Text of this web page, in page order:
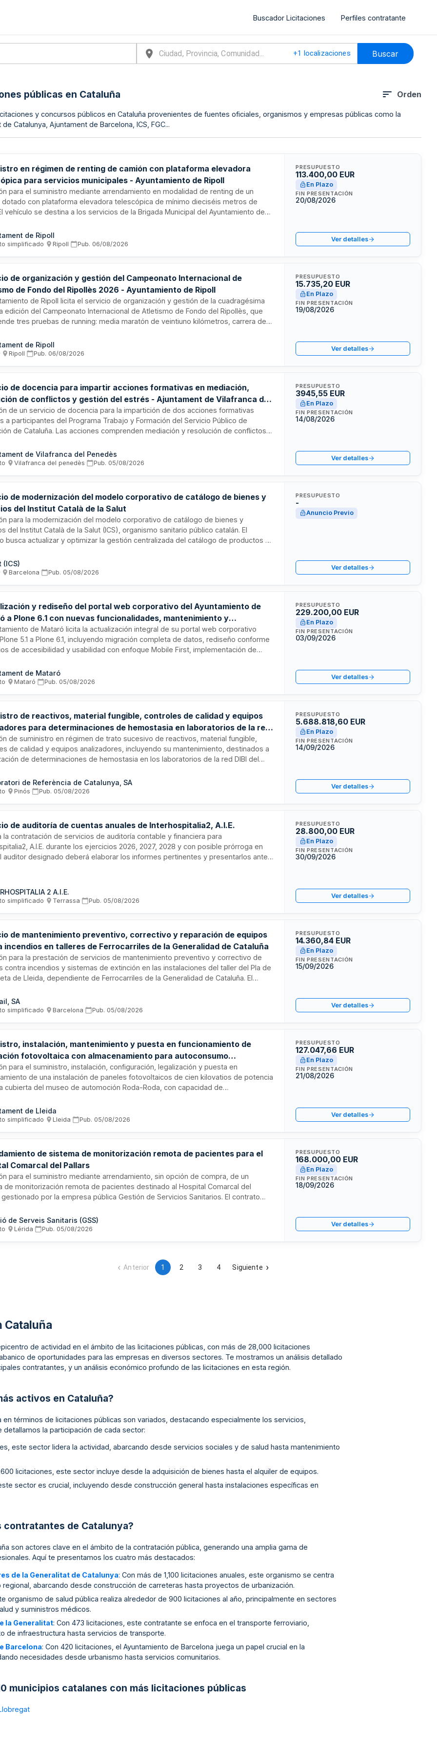
Buscador Licitaciones Perfiles contratante
+1 localizaciones Buscar
públicas en Cataluña Orden
y concursos públicos en Cataluña provenientes de fuentes oficiales, organismos y empresas públicas como la
Catalunya, Ajuntament de Barcelona, ICS, FGC...
en régimen de renting de camión con plataforma elevadora
para servicios municipales - Ayuntamiento de Ripoll
para el suministro mediante arrendamiento en modalidad de renting de un
dotado con plataforma elevadora telescópica de mínimo dieciséis metros de
vehículo se destina a los servicios de la Brigada Municipal del Ayuntamiento de
marcha y el transporte hasta las instalaciones municipales. El contrato tiene una
de cuatro años prorrogable hasta un máximo de cinco años.
de Ripoll
simplificado· Ripoll· Pub. 06/08/2026
PRESUPUESTO
113.400,00 EUR
En Plazo
FIN PRESENTACIÓN
20/08/2026
Ver detalles
de organización y gestión del Campeonato Internacional de
de Fondo del Ripollès 2026 - Ayuntamiento de Ripoll
de Ripoll licita el servicio de organización y gestión de la cuadragésima
edición del Campeonato Internacional de Atletismo de Fondo del Ripollès, que
tres pruebas de running: media maratón de veintiuno kilómetros, carrera de
integral del evento, incluyendo inscripciones, promoción, cobertura sanitaria,
con el ayuntamiento, seguridad, control de voluntarios y puntos de
de Ripoll
· Ripoll· Pub. 06/08/2026
PRESUPUESTO
15.735,20 EUR
En Plazo
FIN PRESENTACIÓN
19/08/2026
Ver detalles
de docencia para impartir acciones formativas en mediación,
de conflictos y gestión del estrés - Ajuntament de Vilafranca del
de un servicio de docencia para la impartición de dos acciones formativas
a participantes del Programa Trabajo y Formación del Servicio Público de
de Cataluña. Las acciones comprenden mediación y resolución de conflictos
El servicio es convocado por el Ajuntament de Vilafranca del Penedès
licítador responsable de la prestación educativa a través de docentes
de Vilafranca del Penedès
· Vilafranca del penedès· Pub. 05/08/2026
PRESUPUESTO
3945,55 EUR
En Plazo
FIN PRESENTACIÓN
14/08/2026
Ver detalles
de modernización del modelo corporativo de catálogo de bienes y
del Institut Català de la Salut
para la modernización del modelo corporativo de catálogo de bienes y
del Institut Català de la Salut (ICS), organismo sanitario público catalán. El
busca actualizar y optimizar la gestión centralizada del catálogo de productos y
en la administración de recursos. Se ejecutará en Barcelona, sede del
con el objetivo de implementar soluciones innovadoras que faciliten la
(ICS)
· Barcelona· Pub. 05/08/2026
PRESUPUESTO
-
Anuncio Previo
Ver detalles
y rediseño del portal web corporativo del Ayuntamiento de
a Plone 6.1 con nuevas funcionalidades, mantenimiento y
en la nube
de Mataró licita la actualización integral de su portal web corporativo
5.1 a Plone 6.1, incluyendo migración completa de datos, rediseño conforme
de accesibilidad y usabilidad con enfoque Mobile First, implementación de
preventivo, correctivo y evolutivo con soporte técnico continuo durante
horas.
de Mataró
· Mataró· Pub. 05/08/2026
PRESUPUESTO
229.200,00 EUR
En Plazo
FIN PRESENTACIÓN
03/09/2026
Ver detalles
de reactivos, material fungible, controles de calidad y equipos
para determinaciones de hemostasia en laboratorios de la red
de Referència de Catalunya
de suministro en régimen de trato sucesivo de reactivos, material fungible,
de calidad y equipos analizadores, incluyendo su mantenimiento, destinados a
de determinaciones de hemostasia en los laboratorios de la red DIBI del
Público y las cantidades estimadas están sujetas a variaciones según las
del laboratorio.
de Referència de Catalunya, SA
· Pinós· Pub. 05/08/2026
PRESUPUESTO
5.688.818,60 EUR
En Plazo
FIN PRESENTACIÓN
14/09/2026
Ver detalles
de auditoría de cuentas anuales de Interhospitalia2, A.I.E.
la contratación de servicios de auditoría contable y financiera para
A.I.E. durante los ejercicios 2026, 2027, 2028 y con posible prórroga en
auditor designado deberá elaborar los informes pertinentes y presentarlos ante
cualificado e inscrito en el Registro Oficial de Auditores de Cuentas.
2 A.I.E.
simplificado· Terrassa· Pub. 05/08/2026
PRESUPUESTO
28.800,00 EUR
En Plazo
FIN PRESENTACIÓN
30/09/2026
Ver detalles
de mantenimiento preventivo, correctivo y reparación de equipos
incendios en talleres de Ferrocarriles de la Generalidad de Cataluña
para la prestación de servicios de mantenimiento preventivo y correctivo de
contra incendios y sistemas de extinción en las instalaciones del taller del Pla de
de Lleida, dependiente de Ferrocarriles de la Generalidad de Cataluña. El
pruebas hidráulicas de sistemas de mangueras y sustitución de componentes,
mediante un sistema de facturación mixto con cuotas mensuales para
SA
simplificado· Barcelona· Pub. 05/08/2026
PRESUPUESTO
14.360,84 EUR
En Plazo
FIN PRESENTACIÓN
15/09/2026
Ver detalles
instalación, mantenimiento y puesta en funcionamiento de
fotovoltaica con almacenamiento para autoconsumo
en museo de automoción
para el suministro, instalación, configuración, legalización y puesta en
de una instalación de paneles fotovoltaicos de cien kilovatios de potencia
cubierta del museo de automoción Roda-Roda, con capacidad de
se integra en una comunidad energética para autoconsumo compartido en
Histórico, bajo procedimiento abierto simplificado con criterios de adjudicación
de Lleida
simplificado· Lleida· Pub. 05/08/2026
PRESUPUESTO
127.047,66 EUR
En Plazo
FIN PRESENTACIÓN
21/08/2026
Ver detalles
de sistema de monitorización remota de pacientes para el
Comarcal del Pallars
para el suministro mediante arrendamiento, sin opción de compra, de un
de monitorización remota de pacientes destinado al Hospital Comarcal del
gestionado por la empresa pública Gestión de Servicios Sanitarios. El contrato
con posibilidad de división en lotes según lo establecido en el cuadro de
de Serveis Sanitaris (GSS)
· Lérida· Pub. 05/08/2026
PRESUPUESTO
168.000,00 EUR
En Plazo
FIN PRESENTACIÓN
18/09/2026
Ver detalles
Anterior 1 2 3 4 Siguiente
Cataluña
de actividad en el ámbito de las licitaciones públicas, con más de 28,000 licitaciones
de oportunidades para las empresas en diversos sectores. Te mostramos un análisis detallado
contratantes, y un análisis económico profundo de las licitaciones en esta región.
activos en Cataluña?
términos de licitaciones públicas son variados, destacando especialmente los servicios,
detallamos la participación de cada sector:
este sector lidera la actividad, abarcando desde servicios sociales y de salud hasta mantenimiento
licitaciones, este sector incluye desde la adquisición de bienes hasta el alquiler de equipos.
sector es crucial, incluyendo desde construcción general hasta instalaciones específicas en
contratantes de Catalunya?
son actores clave en el ámbito de la contratación pública, generando una amplia gama de
Aquí te presentamos los cuatro más destacados:
de la Generalitat de Catalunya: Con más de 1,100 licitaciones anuales, este organismo se centra
abarcando desde construcción de carreteras hasta proyectos de urbanización.
organismo de salud pública realiza alrededor de 900 licitaciones al año, principalmente en sectores
y suministros médicos.
la Generalitat: Con 473 licitaciones, este contratante se enfoca en el transporte ferroviario,
de infraestructura hasta servicios de transporte.
Barcelona: Con 420 licitaciones, el Ayuntamiento de Barcelona juega un papel crucial en la
necesidades desde urbanismo hasta servicios comunitarios.
municipios catalanes con más licitaciones públicas